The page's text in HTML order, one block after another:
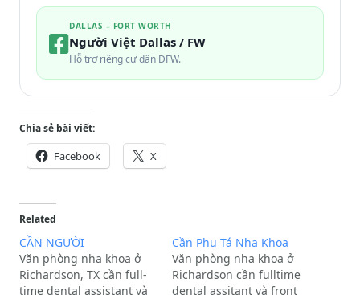
DALLAS – FORT WORTH
Người Việt Dallas / FW
Hỗ trợ riêng cư dân DFW.
Chia sẻ bài viết:
Facebook X
Related
CẦN NGƯỜI
Văn phòng nha khoa ở
Richardson, TX cần full-
time dental assistant và
Cần Phụ Tá Nha Khoa
Văn phòng nha khoa ở
Richardson cần fulltime
dental assitant và front